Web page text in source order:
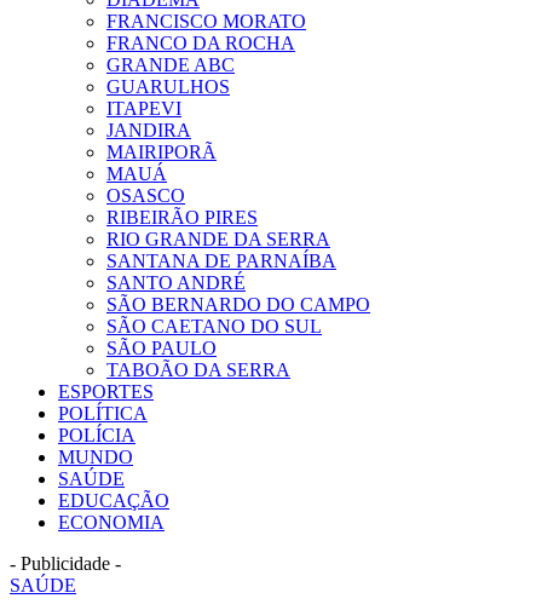
FRANCISCO MORATO
FRANCO DA ROCHA
GRANDE ABC
GUARULHOS
ITAPEVI
JANDIRA
MAIRIPORÃ
MAUÁ
OSASCO
RIBEIRÃO PIRES
RIO GRANDE DA SERRA
SANTANA DE PARNAÍBA
SANTO ANDRÉ
SÃO BERNARDO DO CAMPO
SÃO CAETANO DO SUL
SÃO PAULO
TABOÃO DA SERRA
ESPORTES
POLÍTICA
POLÍCIA
MUNDO
SAÚDE
EDUCAÇÃO
ECONOMIA
- Publicidade -
SAÚDE